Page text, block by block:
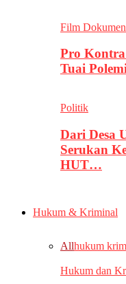
Film
Pro
Tuai
Politik
Dari Desa
Serukan
HUT…
Hukum & Kriminal
Allhukum
Hukum dan